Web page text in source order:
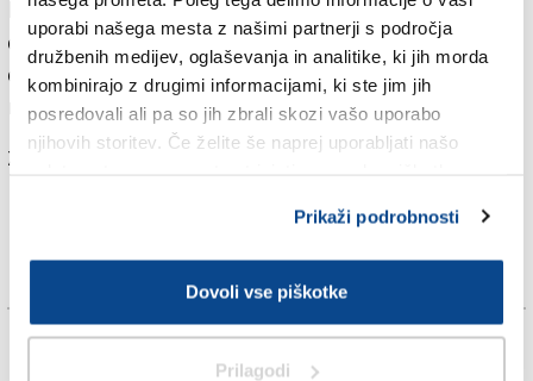
uporabi našega mesta z našimi partnerji s področja
družbenih medijev, oglaševanja in analitike, ki jih morda
kombinirajo z drugimi informacijami, ki ste jim jih
posredovali ali pa so jih zbrali skozi vašo uporabo
njihovih storitev. Če želite še naprej uporabljati našo
Prikaži podrobnosti
Dovoli vse piškotke
Prilagodi
kasneje pa še portal Svet harmonik. Prav želja po
drugačnih projektih ga je lani pripeljala do odločitve,
da ob 40-letnici igranja harmonike poskusi podreti
rekord v neprekinjenem igranju.
Za branje in pisanje komentarjevje potrebna prijava
TAGS: